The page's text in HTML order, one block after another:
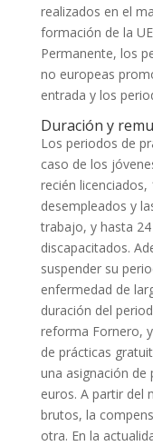
realizados en el
formación de la
Permanente, los
no europeas
entrada y los
Duración y
Los periodos de
caso de los
recién
desempleados y
trabajo, y hasta
discapacitados.
suspender su
enfermedad de
duración del
reforma Fornero,
de prácticas
una asignación de
euros. A partir del
brutos, la
otra. En la